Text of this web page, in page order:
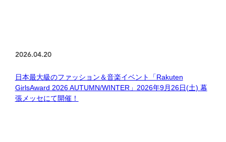
2026.04.20
日本最大級のファッション＆音楽イベント「Rakuten
GirlsAward 2026 AUTUMN/WINTER」2026年9月26日(土) 幕
張メッセにて開催！